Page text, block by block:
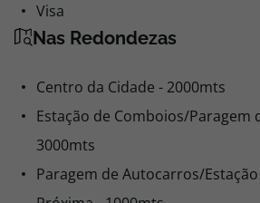
Visa
Nas Redondezas
Centro da Cidade - 2000mts
Estação de Comboios/Paragem
3000mts
Paragem de Autocarros/